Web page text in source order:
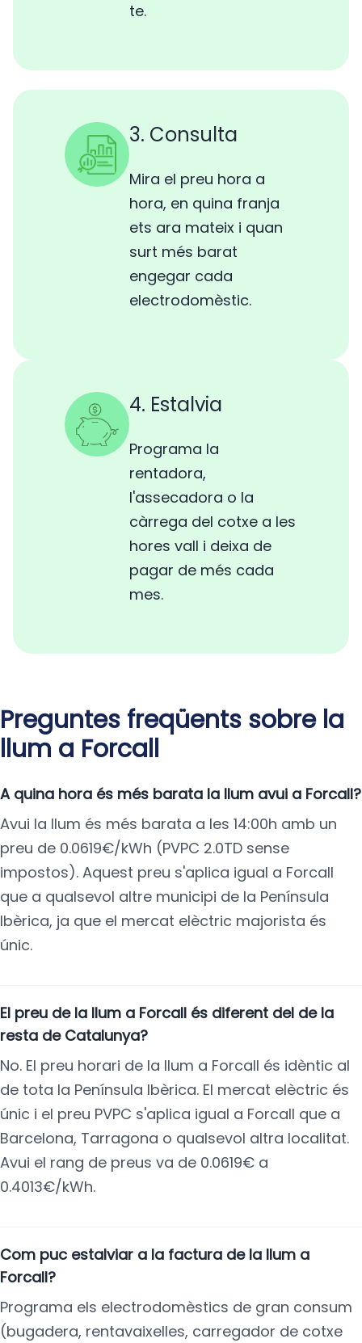
te.
3. Consulta
Mira el preu hora a
hora, en quina franja
ets ara mateix i quan
surt més barat
engegar cada
electrodomèstic.
4. Estalvia
Programa la
rentadora,
l'assecadora o la
càrrega del cotxe a les
hores vall i deixa de
pagar de més cada
mes.
Preguntes freqüents sobre la
llum a Forcall
A quina hora és més barata la llum avui a Forcall?
Avui la llum és més barata a les 14:00h amb un
preu de 0.0619€/kWh (PVPC 2.0TD sense
impostos). Aquest preu s'aplica igual a Forcall
que a qualsevol altre municipi de la Península
Ibèrica, ja que el mercat elèctric majorista és
únic.
El preu de la llum a Forcall és diferent del de la
resta de Catalunya?
No. El preu horari de la llum a Forcall és idèntic al
de tota la Península Ibèrica. El mercat elèctric és
únic i el preu PVPC s'aplica igual a Forcall que a
Barcelona, Tarragona o qualsevol altra localitat.
Avui el rang de preus va de 0.0619€ a
0.4013€/kWh.
Com puc estalviar a la factura de la llum a
Forcall?
Programa els electrodomèstics de gran consum
(bugadera, rentavaixelles, carregador de cotxe